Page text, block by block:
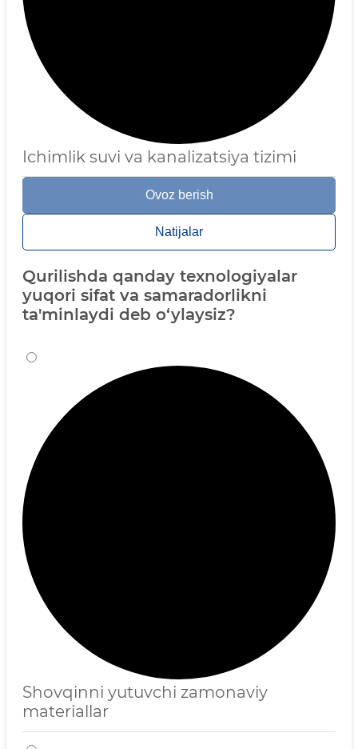
Ichimlik suvi va kanalizatsiya tizimi
Ovoz berish
Natijalar
Qurilishda qanday texnologiyalar
yuqori sifat va samaradorlikni
ta'minlaydi deb o‘ylaysiz?
Shovqinni yutuvchi zamonaviy
materiallar